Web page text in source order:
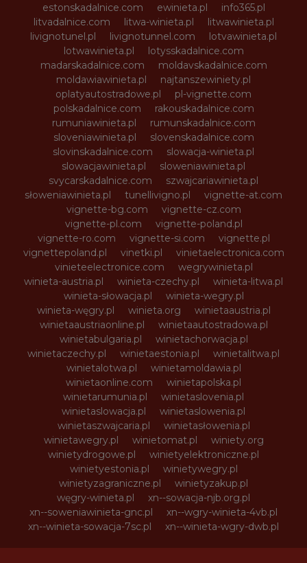
estonskadalnice.com
ewinieta.pl
info365.pl
litvadalnice.com
litwa-winieta.pl
litwawinieta.pl
livignotunel.pl
livignotunnel.com
lotvawinieta.pl
lotwawinieta.pl
lotysskadalnice.com
madarskadalnice.com
moldavskadalnice.com
moldawiawinieta.pl
najtanszewiniety.pl
oplatyautostradowe.pl
pl-vignette.com
polskadalnice.com
rakouskadalnice.com
rumuniawinieta.pl
rumunskadalnice.com
sloveniawinieta.pl
slovenskadalnice.com
slovinskadalnice.com
slowacja-winieta.pl
slowacjawinieta.pl
sloweniawinieta.pl
svycarskadalnice.com
szwajcariawinieta.pl
słoweniawinieta.pl
tunellivigno.pl
vignette-at.com
vignette-bg.com
vignette-cz.com
vignette-pl.com
vignette-poland.pl
vignette-ro.com
vignette-si.com
vignette.pl
vignettepoland.pl
vinetki.pl
vinietaelectronica.com
vinieteelectronice.com
wegrywinieta.pl
winieta-austria.pl
winieta-czechy.pl
winieta-litwa.pl
winieta-słowacja.pl
winieta-wegry.pl
winieta-węgry.pl
winieta.org
winietaaustria.pl
winietaaustriaonline.pl
winietaautostradowa.pl
winietabulgaria.pl
winietachorwacja.pl
winietaczechy.pl
winietaestonia.pl
winietalitwa.pl
winietalotwa.pl
winietamoldawia.pl
winietaonline.com
winietapolska.pl
winietarumunia.pl
winietaslovenia.pl
winietaslowacja.pl
winietaslowenia.pl
winietaszwajcaria.pl
winietasłowenia.pl
winietawegry.pl
winietomat.pl
winiety.org
winietydrogowe.pl
winietyelektroniczne.pl
winietyestonia.pl
winietywegry.pl
winietyzagraniczne.pl
winietyzakup.pl
węgry-winieta.pl
xn--sowacja-njb.org.pl
xn--soweniawinieta-gnc.pl
xn--wgry-winieta-4vb.pl
xn--winieta-sowacja-7sc.pl
xn--winieta-wgry-dwb.pl